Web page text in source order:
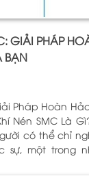
GIẢI PHÁP
BẠN
Pháp Hoàn
có thể chỉ
sự, một trong